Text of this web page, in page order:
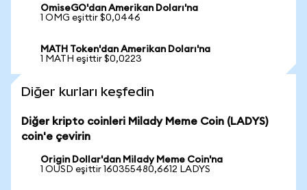
OmiseGO'dan Amerikan Doları'na
1 OMG eşittir $0,0446
MATH Token'dan Amerikan Doları'na
1 MATH eşittir $0,0223
Diğer kurları keşfedin
Diğer kripto coinleri Milady Meme Coin (LADYS)
coin'e çevirin
Origin Dollar'dan Milady Meme Coin'na
1 OUSD eşittir 160355480,6612 LADYS